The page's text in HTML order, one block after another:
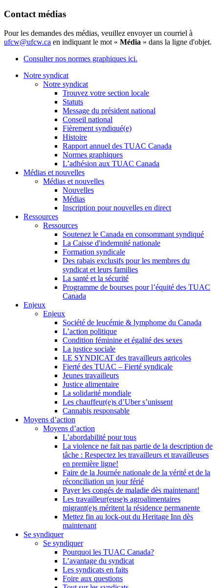
Contact médias
Pour les demandes des médias, veuillez envoyer un courriel à
ufcw@ufcw.ca en indiquant le mot « Média » dans la ligne d'objet.
Consulter nos normes graphiques ici.
Notre syndicat
Notre syndicat
Trouvez votre section locale
Statuts
Message du président national
Conseil national
Fièrement syndiqué(e)
Histoire
Rapport annuel des TUAC Canada
Normes graphiques
L’adhésion aux TUAC Canada
Médias et nouvelles
Médias et nouvelles
Nouvelles
Médias
Inscription pour nouvelles en direct
Ressources
Ressources
Soutenez le Canada en consommant syndiqué
La Caisse d'indemnité nationale
Formation syndicale
Des rabais exclusifs pour les membres du
syndicat et leurs families
La santé et la sécurité
Programme de bourses pour l’équité des TUAC
Canada
Enjeux
Enjeux
Société de leucémie & lymphome du Canada
L’action politique
Condition féminine et égalité des sexes
La justice sociale
LE SYNDICAT des travailleurs agricoles
Fierté des TUAC – Fierté syndicale
Jeunes travailleurs
Justice alimentaire
La solidarité mondiale
Les chauffeur(e)s d’Uber s’unissent
Cannabis responsable
Moyens d’action
Moyens d’action
L’abordabilité pour tous
La violence ne fait pas partie de la description de
tâche : Respectez les travailleurs et travailleuses
en première ligne!
Faire de la Journée nationale de la vérité et de la
réconciliation un jour férié
Payer les congés de maladie dès maintenant!
Les travailleur(euse)s agroalimentaires
migrant(e)s méritent la résidence permanente
Mettez fin au lock-out du Heritage Inn dès
maintenant
Se syndiquer
Se syndiquer
Pourquoi les TUAC Canada?
L’avantage du syndicat
Les syndicats en faits
Foire aux questions